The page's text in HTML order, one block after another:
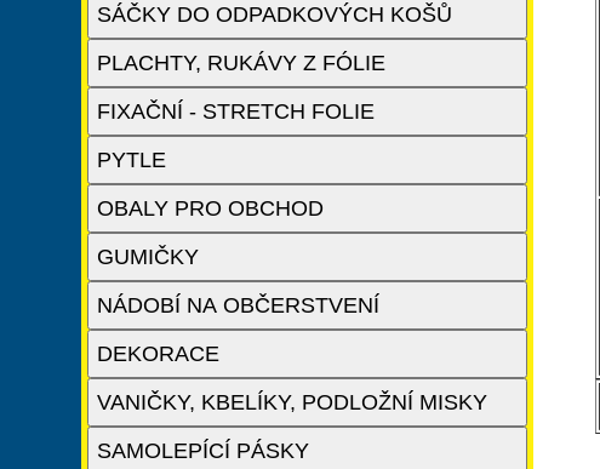
SÁČKY DO ODPADKOVÝCH KOŠŮ
PLACHTY, RUKÁVY Z FÓLIE
FIXAČNÍ - STRETCH FOLIE
PYTLE
OBALY PRO OBCHOD
GUMIČKY
NÁDOBÍ NA OBČERSTVENÍ
DEKORACE
VANIČKY, KBELÍKY, PODLOŽNÍ MISKY
SAMOLEPÍCÍ PÁSKY